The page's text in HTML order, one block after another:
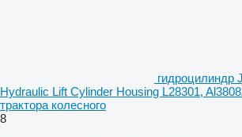
гидроцилиндр
Hydraulic Lift Cylinder Housing L28301,
трактора колесного
8